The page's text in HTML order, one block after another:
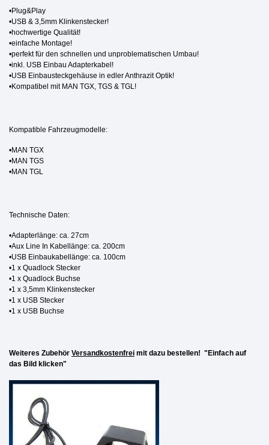
•Plug&Play
•USB & 3,5mm Klinkenstecker!
•hochwertige Qualität!
•einfache Montage!
•perfekt für den schnellen und unproblematischen Umbau!
•inkl. USB Einbau Adapterkabel!
•USB Einbausteckgehäuse in edler Anthrazit Optik!
•Kompatibel mit MAN TGX, TGS & TGL!
Kompatible Fahrzeugmodelle:
•MAN TGX
•MAN TGS
•MAN TGL
Technische Daten:
•Adapterlänge: ca. 27cm
•Aux Line In Kabellänge: ca. 200cm
•USB Einbaukabellänge: ca. 100cm
•1 x Quadlock Stecker
•1 x Quadlock Buchse
•1 x 3,5mm Klinkenstecker
•1 x USB Stecker
•1 x USB Buchse
Weiteres Zubehör Versandkostenfrei mit dazu bestellen! "Einfach auf
das Bild klicken"